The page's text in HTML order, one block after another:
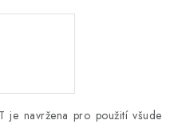
je navržena pro použití všude